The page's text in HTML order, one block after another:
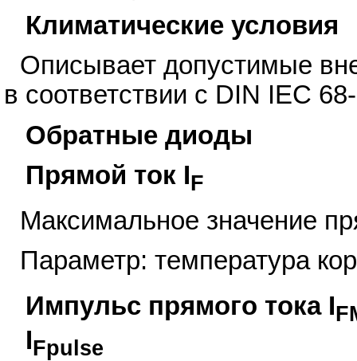
Климатические условия
Описывает допустимые
в соответствии с DIN IEC
Обратные диоды
Прямой ток IF
Максимальное значение
Параметр: температура
Импульс прямого тока I
IFpulse